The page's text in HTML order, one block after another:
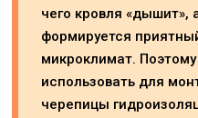
чего кровля «дышит»,
формируется
микроклимат.
использовать для
черепицы